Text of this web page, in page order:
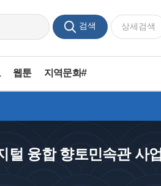
검색 상세검색
웹툰 지역문화#
털 융합 향토민속관 사업